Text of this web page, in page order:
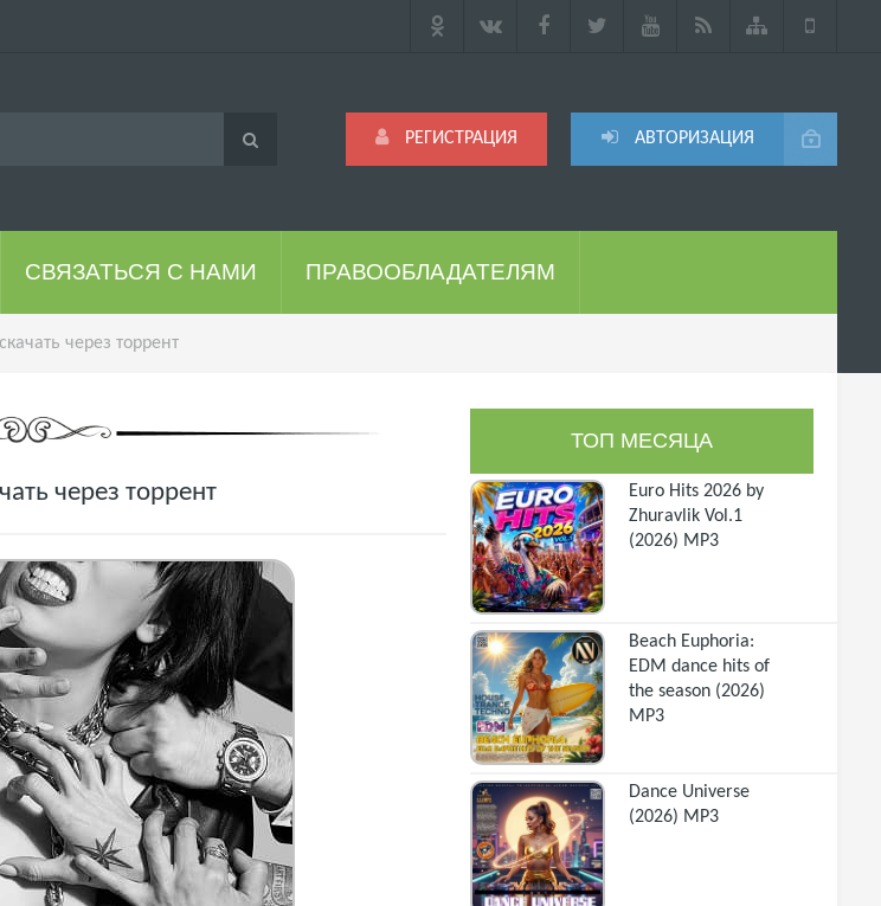
АВТОРИЗАЦИЯ
РЕГИСТРАЦИЯ
СВЯЗАТЬСЯ С НАМИ ПРАВООБЛАДАТЕЛЯМ
через торрент
через торрент
ТОП МЕСЯЦА
Euro Hits 2026 by
Zhuravlik Vol.1
(2026) MP3
Beach Euphoria:
EDM dance hits of
the season (2026)
MP3
Dance Universe
(2026) MP3